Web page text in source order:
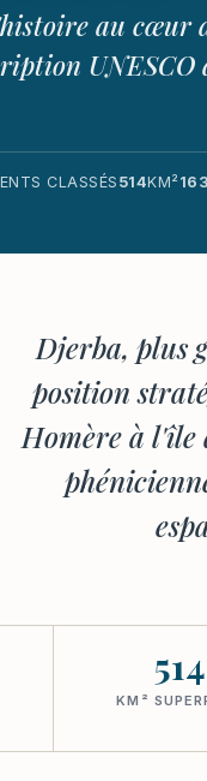
au cœur
UNESCO
CLASSÉS514KM²
Djerba, plus
position
Homère à l'île
514
KM²